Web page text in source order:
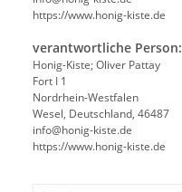
https://www.honig-kiste.de
verantwortliche Person:
Honig-Kiste; Oliver Pattay
Fort I 1
Nordrhein-Westfalen
Wesel, Deutschland, 46487
info@honig-kiste.de
https://www.honig-kiste.de